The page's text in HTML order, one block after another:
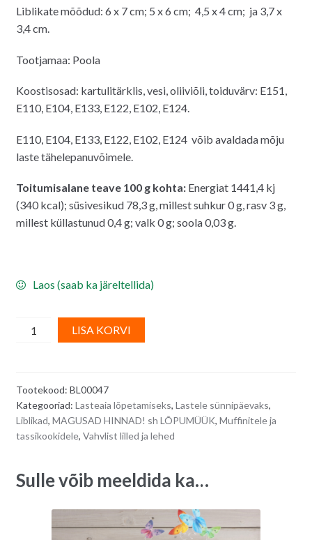
Liblikate mõõdud: 6 x 7 cm; 5 x 6 cm; 4,5 x 4 cm; ja 3,7 x
3,4 cm.
Tootjamaa: Poola
Koostisosad: kartulitärklis, vesi, oliiviõli, toiduvärv: E151,
E110, E104, E133, E122, E102, E124.
E110, E104, E133, E122, E102, E124 võib avaldada mõju
laste tähelepanuvõimele.
Toitumisalane teave 100 g kohta: Energiat 1441,4 kj
(340 kcal); süsivesikud 78,3 g, millest suhkur 0 g, rasv 3 g,
millest küllastunud 0,4 g; valk 0 g; soola 0,03 g.
Laos (saab ka järeltellida)
Vahvlidekoor,
erinevas
liblikad
-
7
LISA KORVI
a
Tootekood: BL00047
Kategooriad: Lasteaia lõpetamiseks, Lastele sünnipäevaks,
Liblikad, MAGUSAD HINNAD! sh LÕPUMÜÜK, Muffinitele ja
tassikookidele, Vahvlist lilled ja lehed
Sulle võib meeldida ka…